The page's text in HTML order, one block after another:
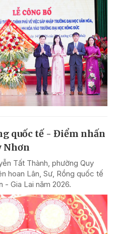
quốc tế - Điểm nhấn
Nhơn
Tất Thành, phường Quy
hoan Lân, Sư, Rồng quốc tế
- Gia Lai năm 2026.